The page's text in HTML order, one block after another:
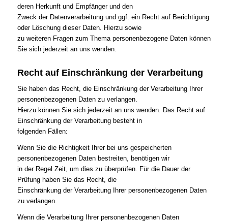
deren Herkunft und Empfänger und den
Zweck der Datenverarbeitung und ggf. ein Recht auf Berichtigung
oder Löschung dieser Daten. Hierzu sowie
zu weiteren Fragen zum Thema personenbezogene Daten können
Sie sich jederzeit an uns wenden.
Recht auf Einschränkung der Verarbeitung
Sie haben das Recht, die Einschränkung der Verarbeitung Ihrer
personenbezogenen Daten zu verlangen.
Hierzu können Sie sich jederzeit an uns wenden. Das Recht auf
Einschränkung der Verarbeitung besteht in
folgenden Fällen:
Wenn Sie die Richtigkeit Ihrer bei uns gespeicherten
personenbezogenen Daten bestreiten, benötigen wir
in der Regel Zeit, um dies zu überprüfen. Für die Dauer der
Prüfung haben Sie das Recht, die
Einschränkung der Verarbeitung Ihrer personenbezogenen Daten
zu verlangen.
Wenn die Verarbeitung Ihrer personenbezogenen Daten